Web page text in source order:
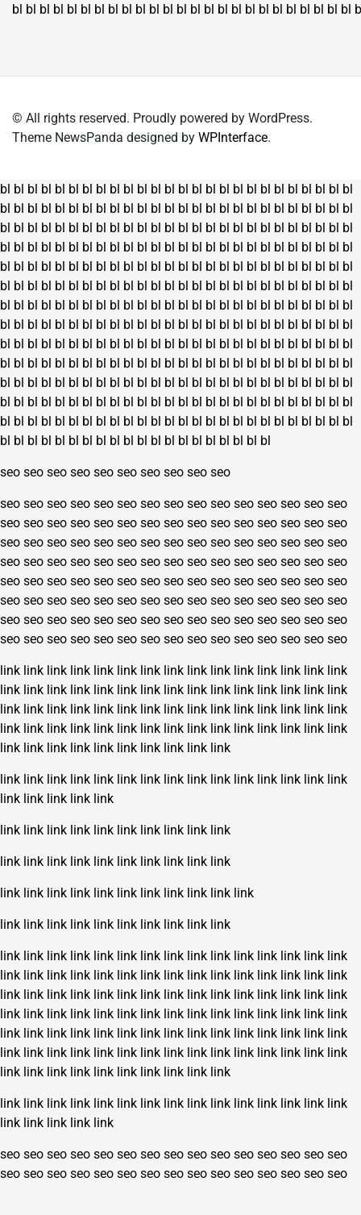
bl bl bl bl bl bl bl bl bl bl bl bl bl bl bl bl bl bl bl bl bl bl bl bl bl
© All rights reserved. Proudly powered by WordPress.
Theme NewsPanda designed by WPInterface.
bl bl bl bl bl bl bl bl bl bl bl bl bl bl bl bl bl bl bl bl bl bl bl bl bl bl
bl bl bl bl bl bl bl bl bl bl bl bl bl bl bl bl bl bl bl bl bl bl bl bl bl bl
bl bl bl bl bl bl bl bl bl bl bl bl bl bl bl bl bl bl bl bl bl bl bl bl bl bl
bl bl bl bl bl bl bl bl bl bl bl bl bl bl bl bl bl bl bl bl bl bl bl bl bl bl
bl bl bl bl bl bl bl bl bl bl bl bl bl bl bl bl bl bl bl bl bl bl bl bl bl bl
bl bl bl bl bl bl bl bl bl bl bl bl bl bl bl bl bl bl bl bl bl bl bl bl bl bl
bl bl bl bl bl bl bl bl bl bl bl bl bl bl bl bl bl bl bl bl bl bl bl bl bl bl
bl bl bl bl bl bl bl bl bl bl bl bl bl bl bl bl bl bl bl bl bl bl bl bl bl bl
bl bl bl bl bl bl bl bl bl bl bl bl bl bl bl bl bl bl bl bl bl bl bl bl bl bl
bl bl bl bl bl bl bl bl bl bl bl bl bl bl bl bl bl bl bl bl bl bl bl bl bl bl
bl bl bl bl bl bl bl bl bl bl bl bl bl bl bl bl bl bl bl bl bl bl bl bl bl bl
bl bl bl bl bl bl bl bl bl bl bl bl bl bl bl bl bl bl bl bl bl bl bl bl bl bl
bl bl bl bl bl bl bl bl bl bl bl bl bl bl bl bl bl bl bl bl bl bl bl bl bl bl
bl bl bl bl bl bl bl bl bl bl bl bl bl bl bl bl bl bl bl bl
seo seo seo seo seo seo seo seo seo seo
seo seo seo seo seo seo seo seo seo seo seo seo seo seo seo
seo seo seo seo seo seo seo seo seo seo seo seo seo seo seo
seo seo seo seo seo seo seo seo seo seo seo seo seo seo seo
seo seo seo seo seo seo seo seo seo seo seo seo seo seo seo
seo seo seo seo seo seo seo seo seo seo seo seo seo seo seo
seo seo seo seo seo seo seo seo seo seo seo seo seo seo seo
seo seo seo seo seo seo seo seo seo seo seo seo seo seo seo
seo seo seo seo seo seo seo seo seo seo seo seo seo seo seo
link link link link link link link link link link link link link link link
link link link link link link link link link link link link link link link
link link link link link link link link link link link link link link link
link link link link link link link link link link link link link link link
link link link link link link link link link link
link link link link link link link link link link link link link link link
link link link link link
link link link link link link link link link link
link link link link link link link link link link
link link link link link link link link link link link
link link link link link link link link link link
link link link link link link link link link link link link link link link
link link link link link link link link link link link link link link link
link link link link link link link link link link link link link link link
link link link link link link link link link link link link link link link
link link link link link link link link link link link link link link link
link link link link link link link link link link link link link link link
link link link link link link link link link link
link link link link link link link link link link link link link link link
link link link link link
seo seo seo seo seo seo seo seo seo seo seo seo seo seo seo
seo seo seo seo seo seo seo seo seo seo seo seo seo seo seo